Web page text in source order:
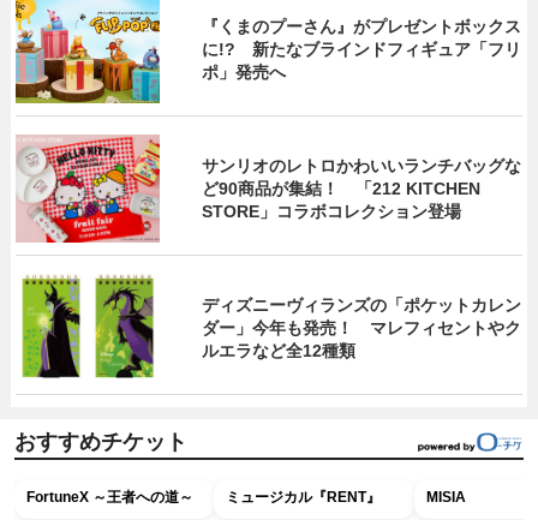
『くまのプーさん』がプレゼントボックス
に!? 新たなブラインドフィギュア「フリ
ポ」発売へ
サンリオのレトロかわいいランチバッグな
ど90商品が集結！ 「212 KITCHEN
STORE」コラボコレクション登場
ディズニーヴィランズの「ポケットカレン
ダー」今年も発売！ マレフィセントやク
ルエラなど全12種類
おすすめチケット
FortuneX ～王者への道～ ミュージカル『RENT』 MISIA